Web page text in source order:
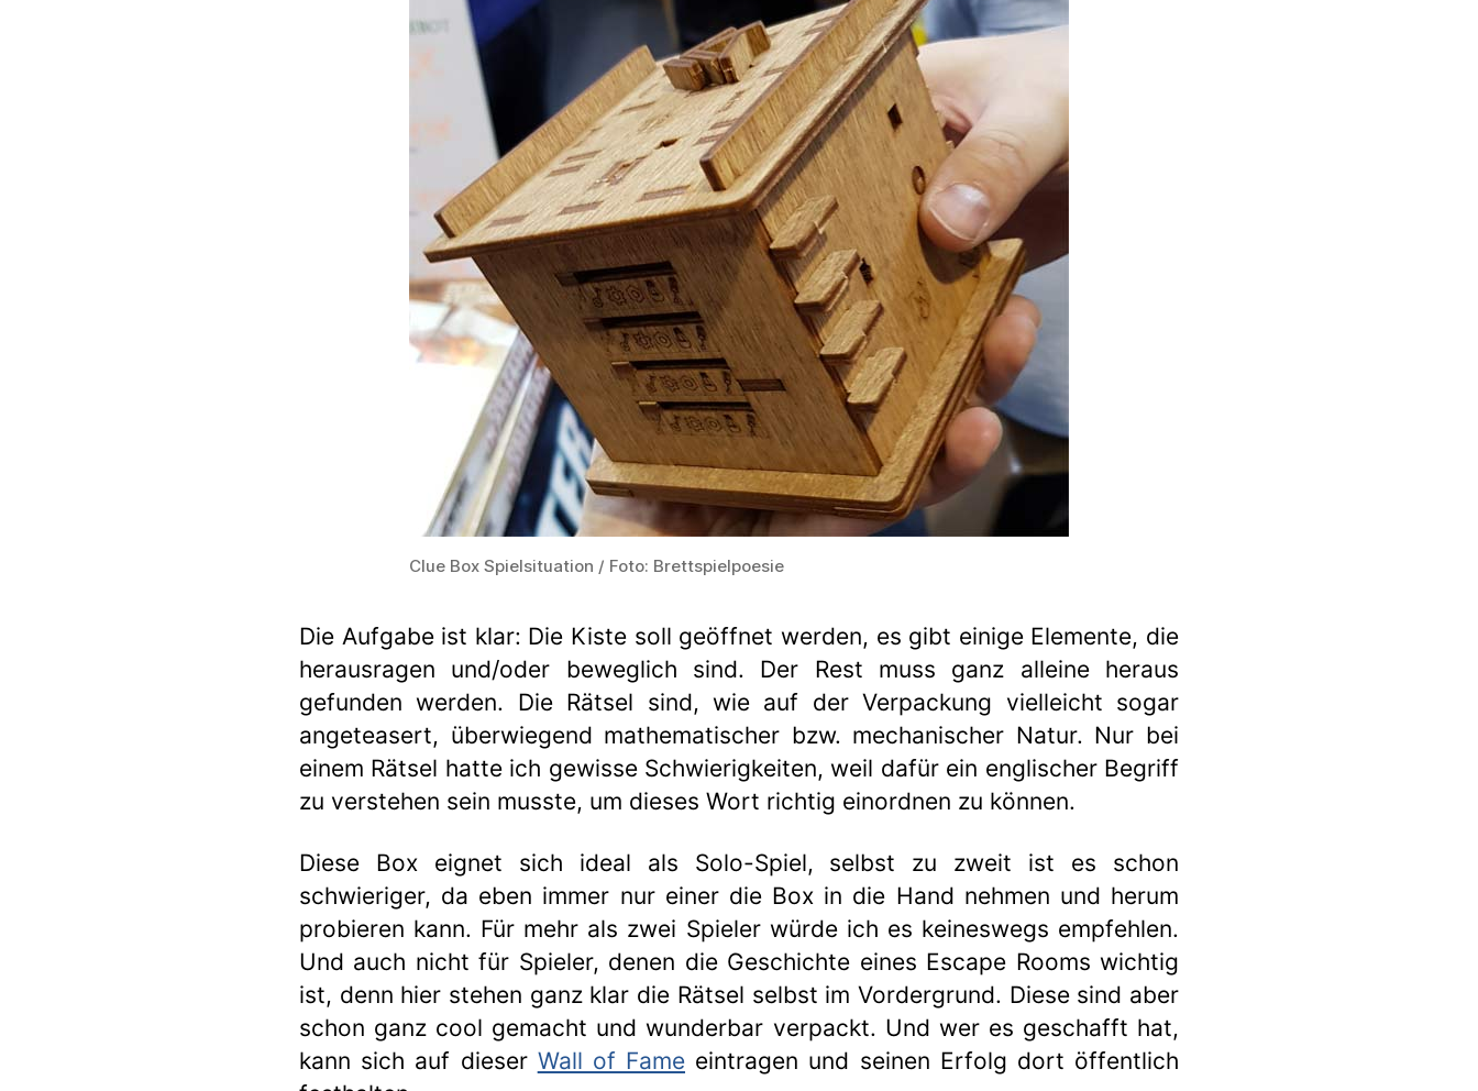
Clue Box Spielsituation / Foto: Brettspielpoesie
Die Aufgabe ist klar: Die Kiste soll geöffnet werden, es gibt einige Elemente, die
herausragen und/oder beweglich sind. Der Rest muss ganz alleine heraus
gefunden werden. Die Rätsel sind, wie auf der Verpackung vielleicht sogar
angeteasert, überwiegend mathematischer bzw. mechanischer Natur. Nur bei
einem Rätsel hatte ich gewisse Schwierigkeiten, weil dafür ein englischer Begriff
zu verstehen sein musste, um dieses Wort richtig einordnen zu können.
Diese Box eignet sich ideal als Solo-Spiel, selbst zu zweit ist es schon
schwieriger, da eben immer nur einer die Box in die Hand nehmen und herum
probieren kann. Für mehr als zwei Spieler würde ich es keineswegs empfehlen.
Und auch nicht für Spieler, denen die Geschichte eines Escape Rooms wichtig
ist, denn hier stehen ganz klar die Rätsel selbst im Vordergrund. Diese sind aber
schon ganz cool gemacht und wunderbar verpackt. Und wer es geschafft hat,
kann sich auf dieser Wall of Fame eintragen und seinen Erfolg dort öffentlich